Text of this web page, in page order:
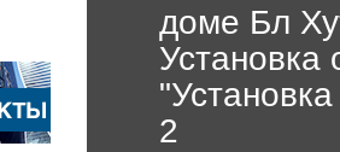
доме Бл
Установка
2